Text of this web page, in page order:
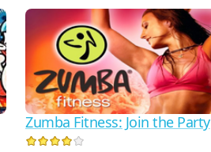
Zumba Fitness: Join the Party